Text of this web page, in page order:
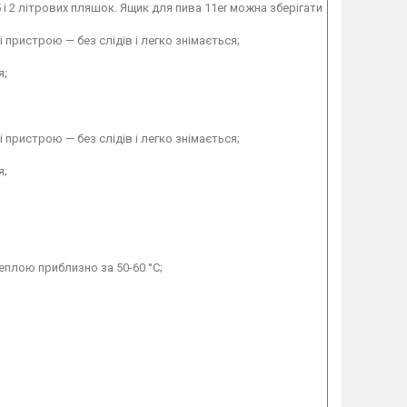
і 2 літрових пляшок. Ящик для пива 11er можна зберігати
— без слідів і легко знімається;
— без слідів і легко знімається;
приблизно за 50-60 °C;